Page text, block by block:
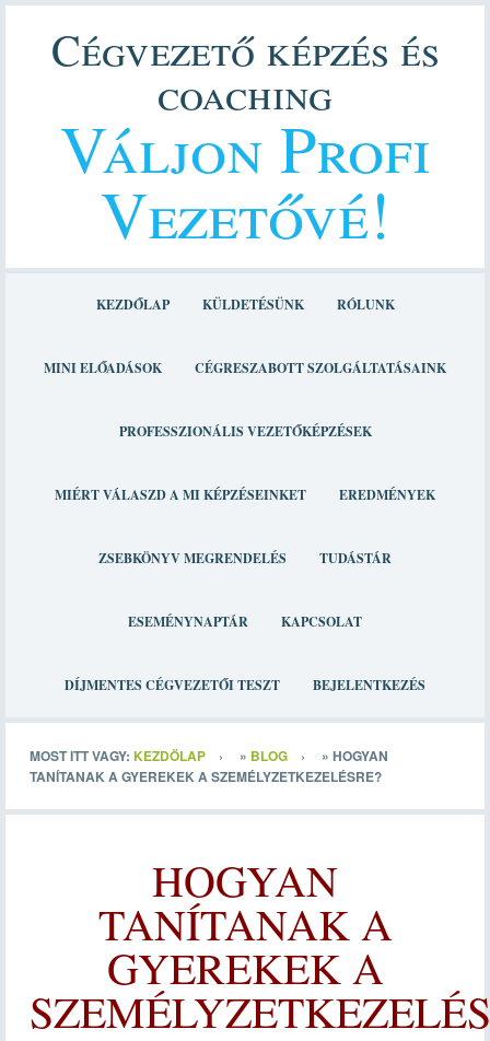
Cégvezető képzés és
coaching
Váljon Profi
Vezetővé!
KEZDŐLAP KÜLDETÉSÜNK RÓLUNK
MINI ELŐADÁSOK CÉGRESZABOTT SZOLGÁLTATÁSAINK
PROFESSZIONÁLIS VEZETŐKÉPZÉSEK
MIÉRT VÁLASZD A MI KÉPZÉSEINKET EREDMÉNYEK
ZSEBKÖNYV MEGRENDELÉS TUDÁSTÁR
ESEMÉNYNAPTÁR KAPCSOLAT
DÍJMENTES CÉGVEZETŐI TESZT BEJELENTKEZÉS
MOST ITT VAGY: KEZDŐLAP » BLOG » HOGYAN
TANÍTANAK A GYEREKEK A SZEMÉLYZETKEZELÉSRE?
HOGYAN
TANÍTANAK A
GYEREKEK A